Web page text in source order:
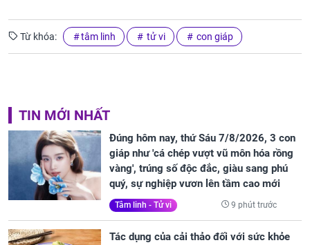
Từ khóa: tâm linh tử vi con giáp
TIN MỚI NHẤT
Đúng hôm nay, thứ Sáu 7/8/2026, 3 con
giáp như 'cá chép vượt vũ môn hóa rồng
vàng', trúng số độc đắc, giàu sang phú
quý, sự nghiệp vươn lên tầm cao mới
Tâm linh - Tử vi 9 phút trước
Tác dụng của cải thảo đối với sức khỏe